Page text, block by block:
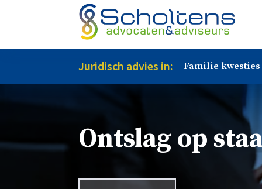
Juridisch advies in: Familie kwesties
Ontslag op